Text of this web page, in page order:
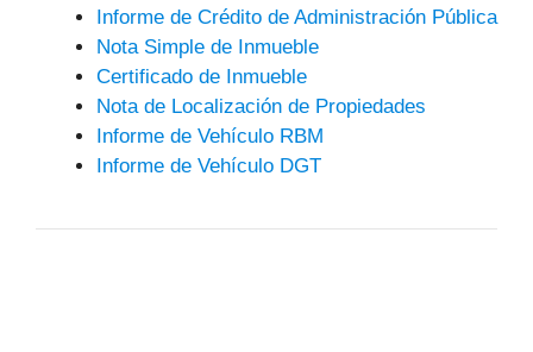
Informe de Crédito de Administración Pública
Nota Simple de Inmueble
Certificado de Inmueble
Nota de Localización de Propiedades
Informe de Vehículo RBM
Informe de Vehículo DGT